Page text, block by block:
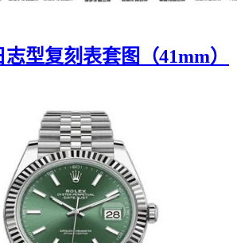
型复刻表套图（41mm）